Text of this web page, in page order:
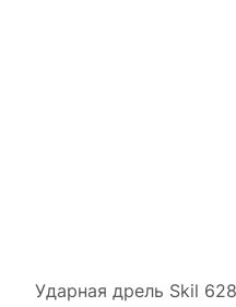
Ударная дрель Skil